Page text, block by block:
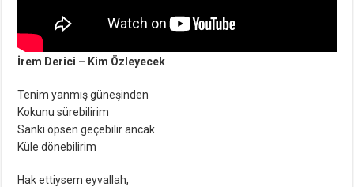
İrem Derici – Kim Özleyecek
Tenim yanmış güneşinden
Kokunu sürebilirim
Sanki öpsen geçebilir ancak
Küle dönebilirim
Hak ettiysem eyvallah,